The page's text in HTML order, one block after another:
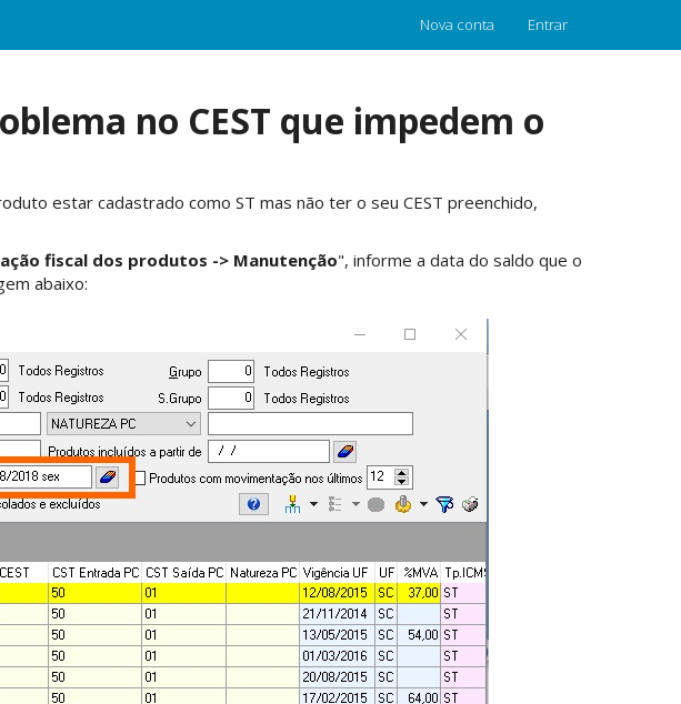
Nova conta Entrar
no CEST que impedem o
estar cadastrado como ST mas não ter o seu CEST preenchido,
fiscal dos produtos -> Manutenção", informe a data do saldo que o
abaixo: